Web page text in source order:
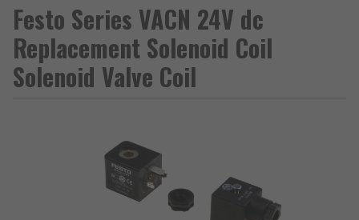
Festo Series VACN 24V dc
Replacement Solenoid Coil
Solenoid Valve Coil